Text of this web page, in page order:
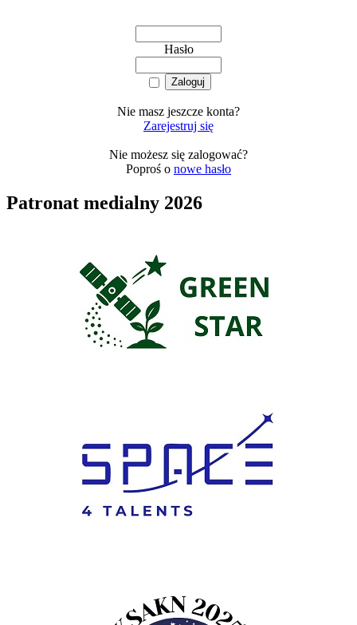
Hasło
Nie masz jeszcze konta?
Zarejestruj się
Nie możesz się zalogować?
Poproś o nowe hasło
Patronat medialny 2026